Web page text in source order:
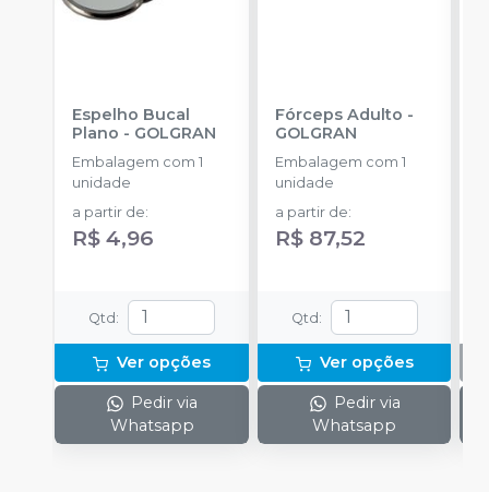
Espelho Bucal
Plano - GOLGRAN
Embalagem com 1
unidade
a partir de:
R$ 4,96
Qtd :
Ver opções
Pedir via
Whatsapp
Fórceps Adulto -
GOLGRAN
Embalagem com 1
unidade
a partir de:
R$ 87,52
Qtd :
Ver opções
Pedir via
Whatsapp